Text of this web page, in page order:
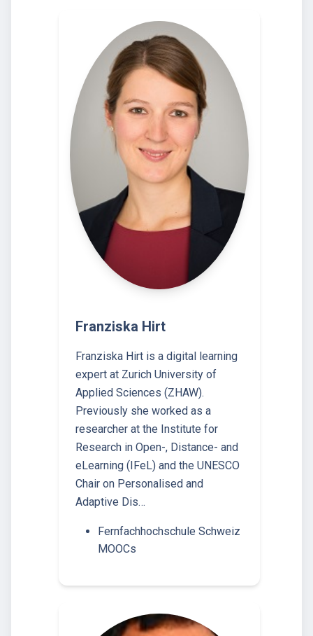
Franziska Hirt
Franziska Hirt is a digital learning
expert at Zurich University of
Applied Sciences (ZHAW).
Previously she worked as a
researcher at the Institute for
Research in Open-, Distance- and
eLearning (IFeL) and the UNESCO
Chair on Personalised and
Adaptive Dis…
Fernfachhochschule Schweiz
MOOCs